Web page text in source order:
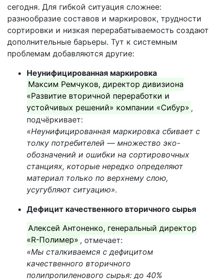
сегодня. Для гибкой ситуация сложнее:
разнообразие составов и маркировок, трудности
сортировки и низкая перерабатываемость создают
дополнительные барьеры. Тут к системным
проблемам добавляются другие:
Неунифицированная маркировка
Максим Ремчуков, директор дивизиона
«Развитие вторичной переработки и
устойчивых решений» компании «Сибур» ,
подчёркивает:
«Неунифицированная маркировка сбивает с
толку потребителей — множество эко-
обозначений и ошибки на сортировочных
станциях, которые нередко определяют
материал только по верхнему слою,
усугубляют ситуацию».
Дефицит качественного вторичного сырья
Алексей Антоненко, генеральный директор
«R-Полимер» , отмечает:
«Мы сталкиваемся с дефицитом
качественного вторичного
полипропиленового сырья: до 40%